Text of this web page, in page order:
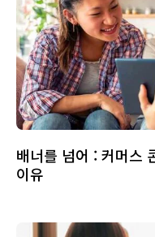
배너를 넘어 : 커머스
이유